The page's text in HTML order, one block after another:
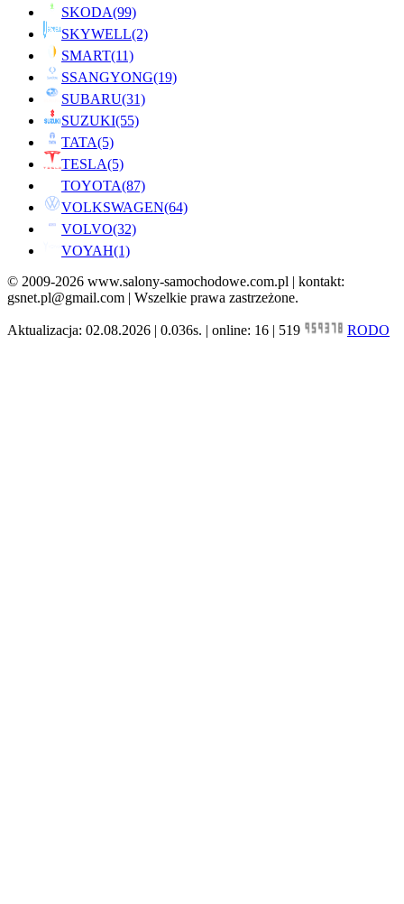
SKODA(99)
SKYWELL(2)
SMART(11)
SSANGYONG(19)
SUBARU(31)
SUZUKI(55)
TATA(5)
TESLA(5)
TOYOTA(87)
VOLKSWAGEN(64)
VOLVO(32)
VOYAH(1)
© 2009-2026 www.salony-samochodowe.com.pl | kontakt:
gsnet.pl@gmail.com | Wszelkie prawa zastrzeżone.
Aktualizacja: 02.08.2026 | 0.036s. | online: 16 | 519 RODO